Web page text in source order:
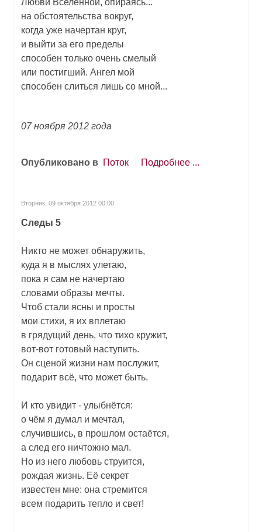
Любви Вселенной, опираясь...
на обстоятельства вокруг,
когда уже начертан круг,
и выйти за его пределы
способен только очень смелый
или постигший. Ангел мой
способен слиться лишь со мной...
07 ноября 2012 года
Опубликовано в Поток Подробнее ...
Вторник, 09 октября 2012 00:00
Следы 5
Никто не может обнаружить,
куда я в мыслях улетаю,
пока я сам не начертаю
словами образы мечты.
Чтоб стали ясны и просты
мои стихи, я их вплетаю
в грядущий день, что тихо кружит,
вот-вот готовый наступить.
Он сценой жизни нам послужит,
подарит всё, что может быть.
И кто увидит - улыбнётся:
о чём я думал и мечтал,
случившись, в прошлом остаётся,
а след его ничтожно мал.
Но из него любовь струится,
рождая жизнь. Её секрет
известен мне: она стремится
всем подарить тепло и свет!